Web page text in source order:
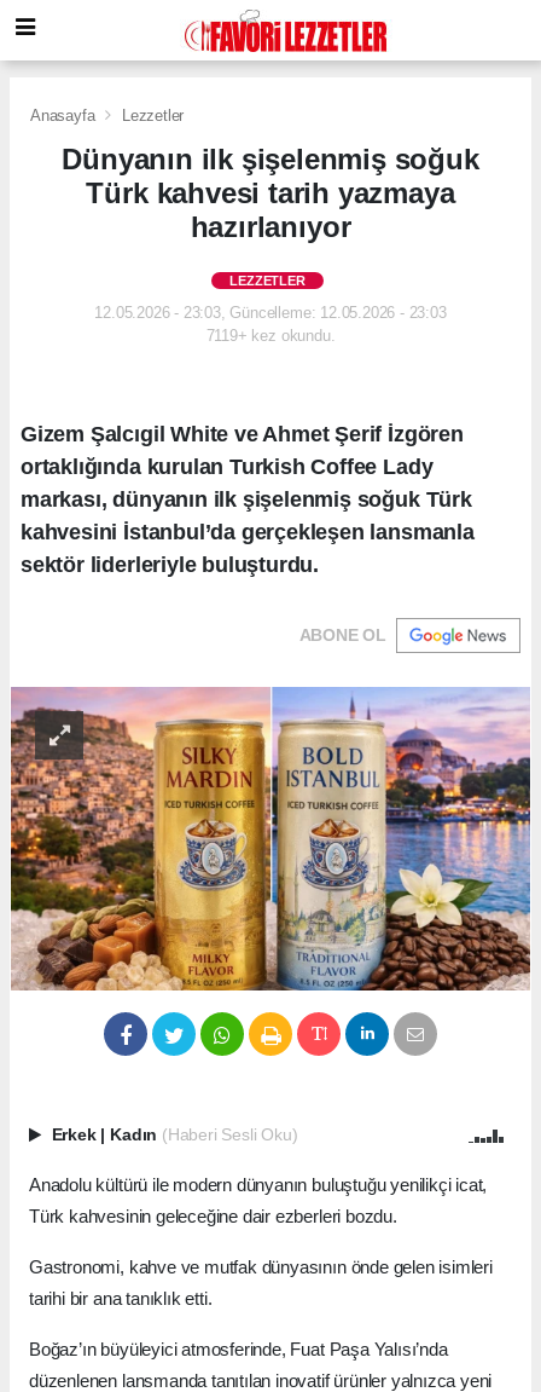
Anasayfa Lezzetler
Dünyanın ilk şişelenmiş soğuk
Türk kahvesi tarih yazmaya
hazırlanıyor
LEZZETLER
12.05.2026 - 23:03, Güncelleme: 12.05.2026 - 23:03
7119+ kez okundu.
Gizem Şalcıgil White ve Ahmet Şerif İzgören
ortaklığında kurulan Turkish Coffee Lady
markası, dünyanın ilk şişelenmiş soğuk Türk
kahvesini İstanbul’da gerçekleşen lansmanla
sektör liderleriyle buluşturdu.
ABONE OL
Erkek | Kadın (Haberi Sesli Oku)
Anadolu kültürü ile modern dünyanın buluştuğu yenilikçi icat,
Türk kahvesinin geleceğine dair ezberleri bozdu.
Gastronomi, kahve ve mutfak dünyasının önde gelen isimleri
tarihi bir ana tanıklık etti.
Boğaz’ın büyüleyici atmosferinde, Fuat Paşa Yalısı’nda
düzenlenen lansmanda tanıtılan inovatif ürünler yalnızca yeni